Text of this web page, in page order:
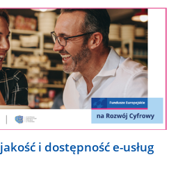
i dostępność e-usług